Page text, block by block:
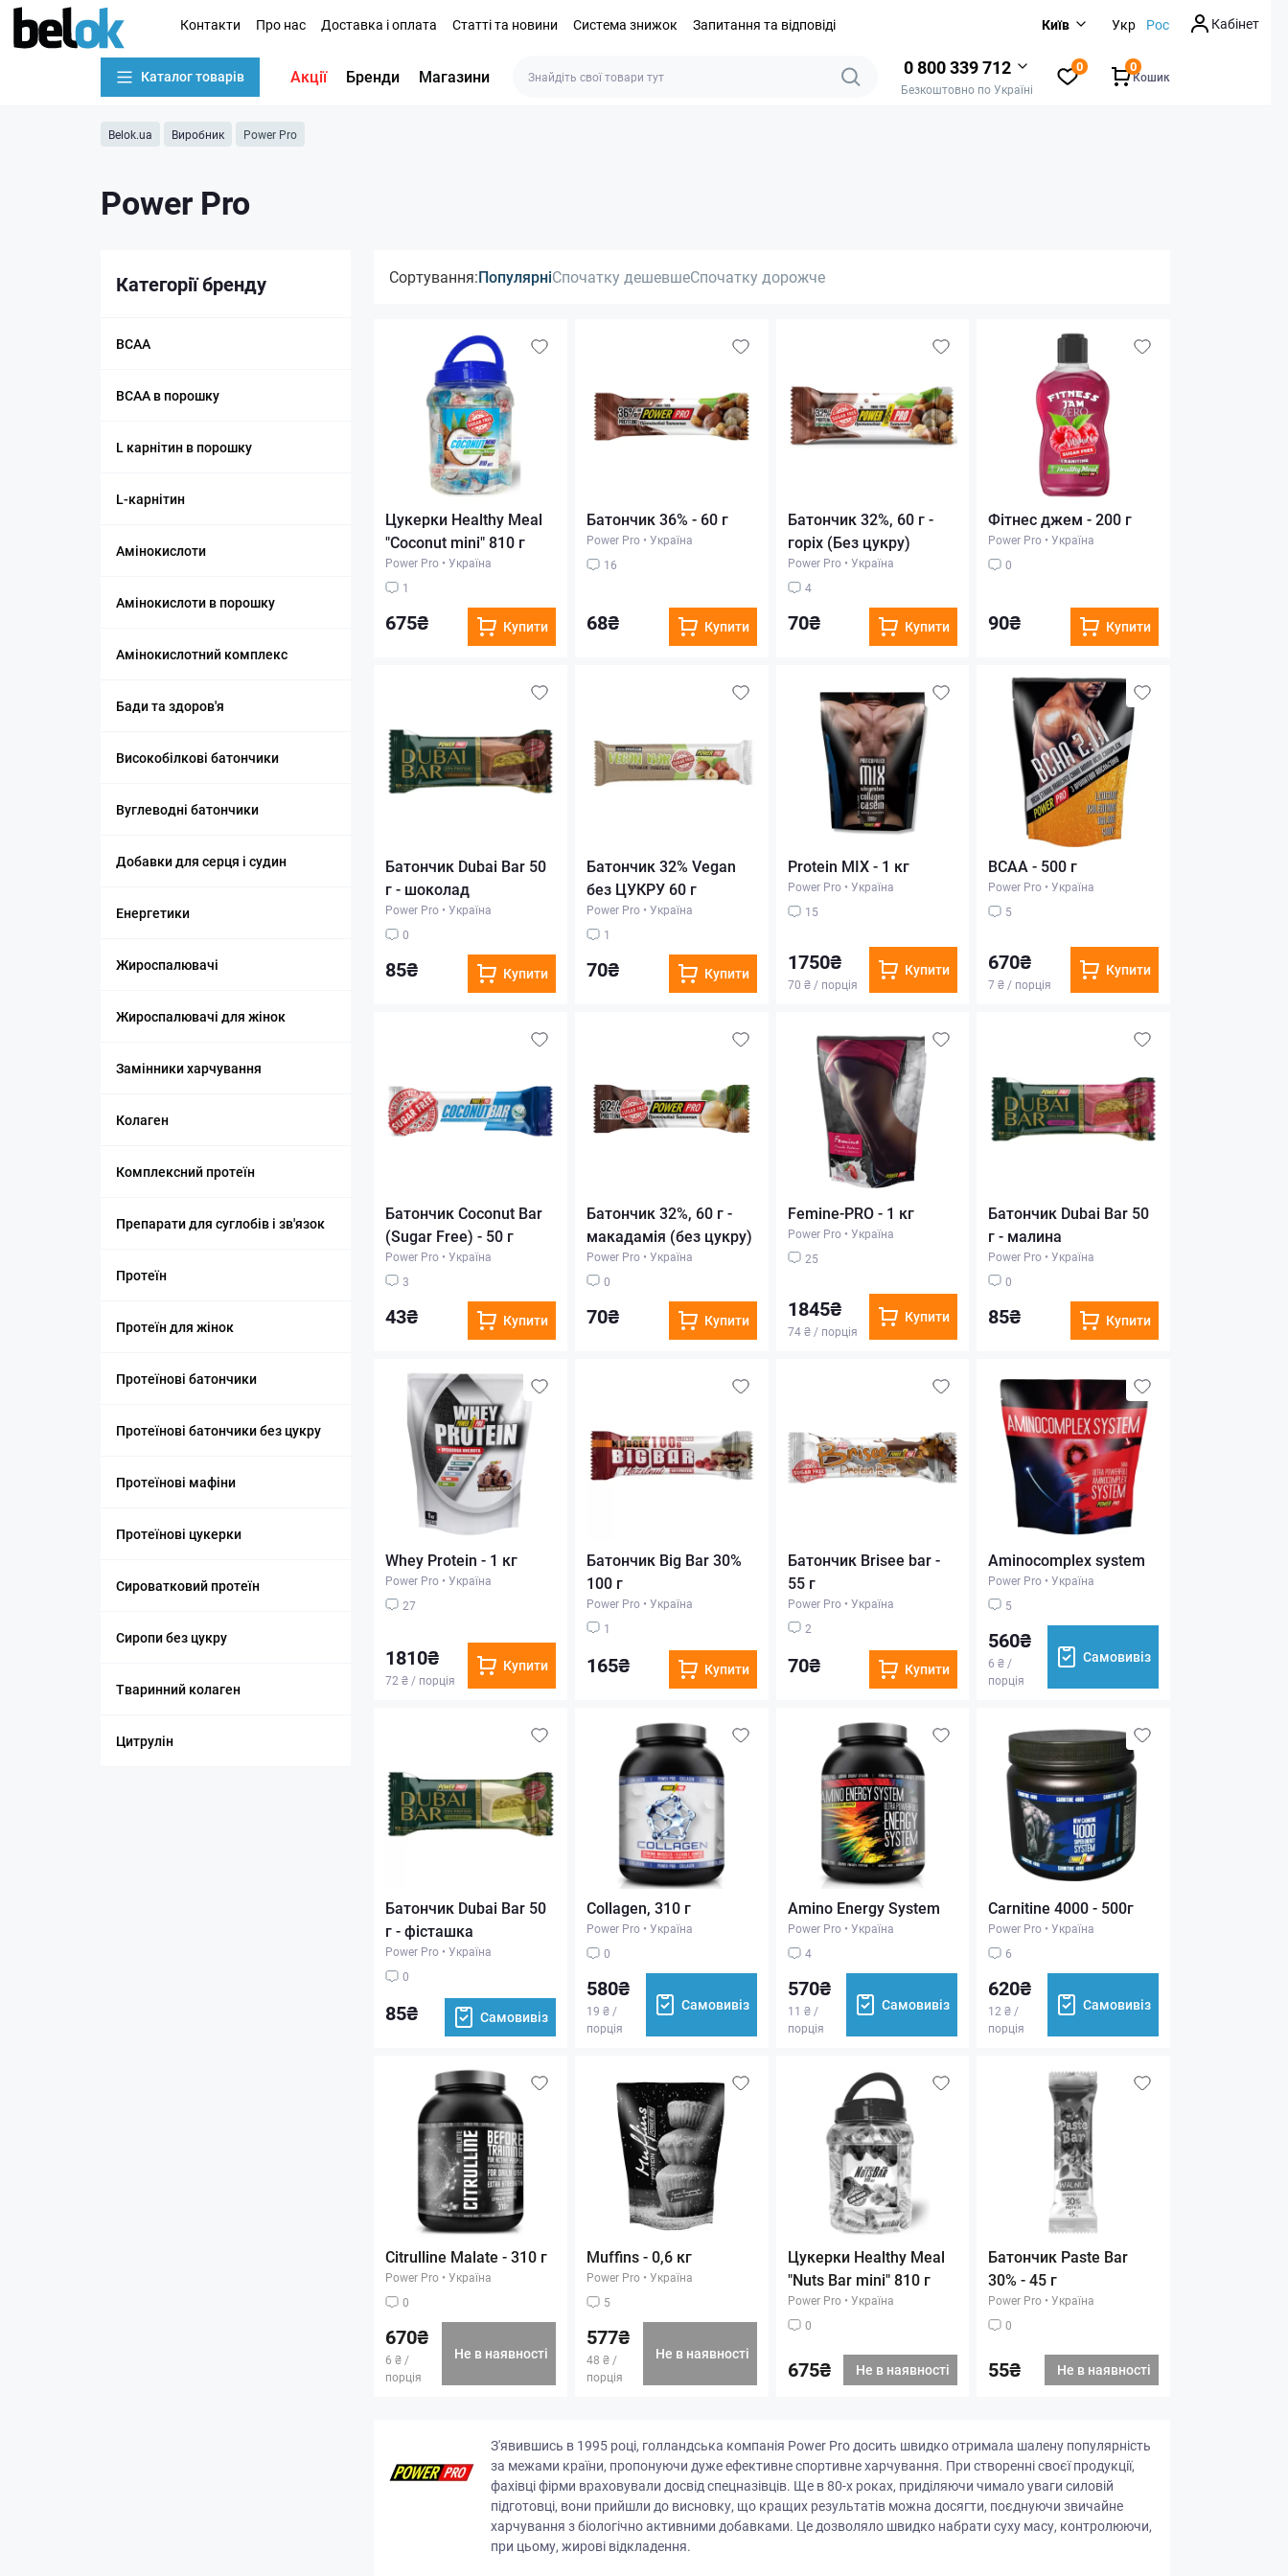
Контакти Про нас Доставка і оплата Статті та новини Система знижок Запитання та відповіді Київ Укр Рос Кабінет
Каталог товарів Акції Бренди Магазини 0 800 339 712
Безкоштовно по Україні
0
Кошик
0
Belok.ua Виробник Power Pro
Power Pro
Категорії бренду
BCAA
BCAA в порошку
L карнітин в порошку
L-карнітин
Амінокислоти
Амінокислоти в порошку
Амінокислотний комплекс
Бади та здоров'я
Високобілкові батончики
Вуглеводні батончики
Добавки для серця і судин
Енергетики
Жироспалювачі
Жироспалювачі для жінок
Замінники харчування
Колаген
Комплексний протеїн
Препарати для суглобів і зв'язок
Протеїн
Протеїн для жінок
Протеїнові батончики
Протеїнові батончики без цукру
Протеїнові мафіни
Протеїнові цукерки
Сироватковий протеїн
Сиропи без цукру
Тваринний колаген
Цитрулін
Сортування:ПопулярніСпочатку дешевшеСпочатку дорожче
Цукерки Healthy Meal
"Coconut mini" 810 г
Power Pro • Україна
1
675₴ Купити
Батончик 36% - 60 г
Power Pro • Україна
16
68₴ Купити
Батончик 32%, 60 г -
горіх (Без цукру)
Power Pro • Україна
4
70₴ Купити
Фітнес джем - 200 г
Power Pro • Україна
0
90₴ Купити
Батончик Dubai Bar 50
г - шоколад
Power Pro • Україна
0
85₴ Купити
Батончик 32% Vegan
без ЦУКРУ 60 г
Power Pro • Україна
1
70₴ Купити
Protein MIX - 1 кг
Power Pro • Україна
15
1750₴
70 ₴ / порція
Купити
BCAA - 500 г
Power Pro • Україна
5
670₴
7 ₴ / порція
Купити
Батончик Сoconut Bar
(Sugar Free) - 50 г
Power Pro • Україна
3
43₴ Купити
Батончик 32%, 60 г -
макадамія (без цукру)
Power Pro • Україна
0
70₴ Купити
Femine-PRO - 1 кг
Power Pro • Україна
25
1845₴
74 ₴ / порція
Купити
Батончик Dubai Bar 50
г - малина
Power Pro • Україна
0
85₴ Купити
Whey Protein - 1 кг
Power Pro • Україна
27
1810₴
72 ₴ / порція
Купити
Батончик Big Bar 30%
100 г
Power Pro • Україна
1
165₴ Купити
Батончик Brisee bar -
55 г
Power Pro • Україна
2
70₴ Купити
Aminocomplex system
Power Pro • Україна
5
560₴
6 ₴ /
порція
Самовивіз
Батончик Dubai Bar 50
г - фісташка
Power Pro • Україна
0
85₴ Самовивіз
Collagen, 310 г
Power Pro • Україна
0
580₴
19 ₴ /
порція
Самовивіз
Amino Energy System
Power Pro • Україна
4
570₴
11 ₴ /
порція
Самовивіз
Carnitine 4000 - 500г
Power Pro • Україна
6
620₴
12 ₴ /
порція
Самовивіз
Citrulline Malate - 310 г
Power Pro • Україна
0
670₴
6 ₴ /
порція
Не в наявності
Muffins - 0,6 кг
Power Pro • Україна
5
577₴
48 ₴ /
порція
Не в наявності
Цукерки Healthy Meal
"Nuts Bar mini" 810 г
Power Pro • Україна
0
675₴ Не в наявності
Батончик Paste Bar
30% - 45 г
Power Pro • Україна
0
55₴ Не в наявності
З'явившись в 1995 році, голландська компанія Power Pro досить швидко отримала шалену популярність
за межами країни, пропонуючи дуже ефективне спортивне харчування. При створенні своєї продукції,
фахівці фірми враховували досвід спецназівців. Ще в 80-х роках, приділяючи чимало уваги силовій
підготовці, вони прийшли до висновку, що кращих результатів можна досягти, поєднуючи звичайне
харчування з біологічно активними добавками. Це дозволяло швидко набрати суху масу, контролюючи,
при цьому, жирові відкладення.